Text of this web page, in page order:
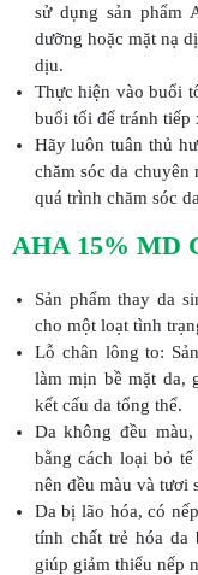
sử dụng sản phẩm
dưỡng hoặc mặt nạ
dịu.
Thực hiện vào buổi
buổi tối để tránh tiếp
Hãy luôn tuân thủ
chăm sóc da chuyên
quá trình chăm sóc
AHA 15% MD
Sản phẩm thay da
cho một loạt tình
Lỗ chân lông to:
làm mịn bề mặt da,
kết cấu da tổng thể.
Da không đều
bằng cách loại bỏ
nên đều màu và tươi
Da bị lão hóa, có
tính chất trẻ hóa da
giúp giảm thiểu nếp